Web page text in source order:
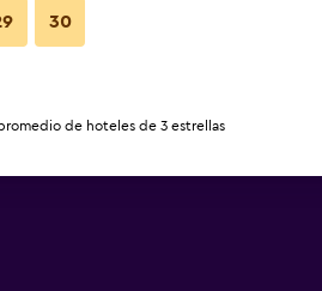
30
de hoteles de 3 estrellas